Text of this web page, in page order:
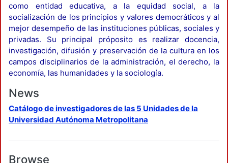
como entidad educativa, a la equidad social, a la
socialización de los principios y valores democráticos y al
mejor desempeño de las instituciones públicas, sociales y
privadas. Su principal próposito es realizar docencia,
investigación, difusión y preservación de la cultura en los
campos disciplinarios de la administración, el derecho, la
economía, las humanidades y la sociología.
News
Catálogo de investigadores de las 5 Unidades de la
Universidad Autónoma Metropolitana
Browse